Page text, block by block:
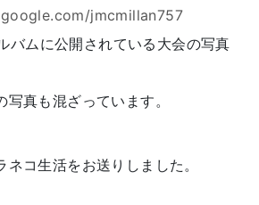
jmcmillan757
バムに公開されている大会の写真
真も混ざっています。
コ生活をお送りしました。